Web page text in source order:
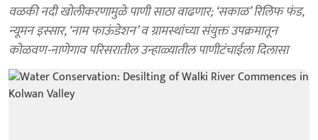
वळकी नदी खोलीकरणामुळे पाणी साठा वाढणार; ‘सकाळ’ रिलिफ फंड,
न्यूमन इस्सार, ‘नाम फाऊंडेशन’ व ग्रामस्थांच्या संयुक्त उपक्रमातून
कोळवण-नाणेगाव परिसरातील उन्हाळ्यातील पाणीटंचाईला दिलासा